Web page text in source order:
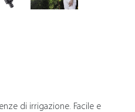
di irrigazione. Facile e